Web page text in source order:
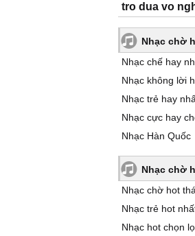
tro dua vo
Nhạc chờ
Nhạc chế hay
Nhạc không lời
Nhạc trẻ hay
Nhạc cực hay
Nhạc Hàn Quốc
Nhạc chờ
Nhạc chờ hot
Nhạc trẻ hot
Nhạc hot chọn